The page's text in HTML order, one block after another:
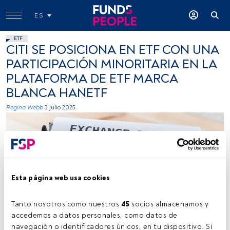
Esta página web usa cookies
Tanto nosotros como nuestros 45 socios almacenamos y
accedemos a datos personales, como datos de
navegación o identificadores únicos, en tu dispositivo. Si
ES
ETF
CITI SE POSICIONA EN ETF CON UNA
PARTICIPACIÓN MINORITARIA EN LA
PLATAFORMA DE ETF MARCA
BLANCA HANETF
Regina Webb 3 julio 2025